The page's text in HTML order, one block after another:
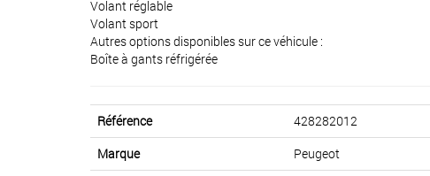
Volant réglable
Volant sport
Autres options disponibles sur ce véhicule :
Boîte à gants réfrigérée
Référence
428282012
Marque
Peugeot